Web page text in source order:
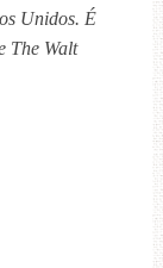
Unidos. É
The Walt